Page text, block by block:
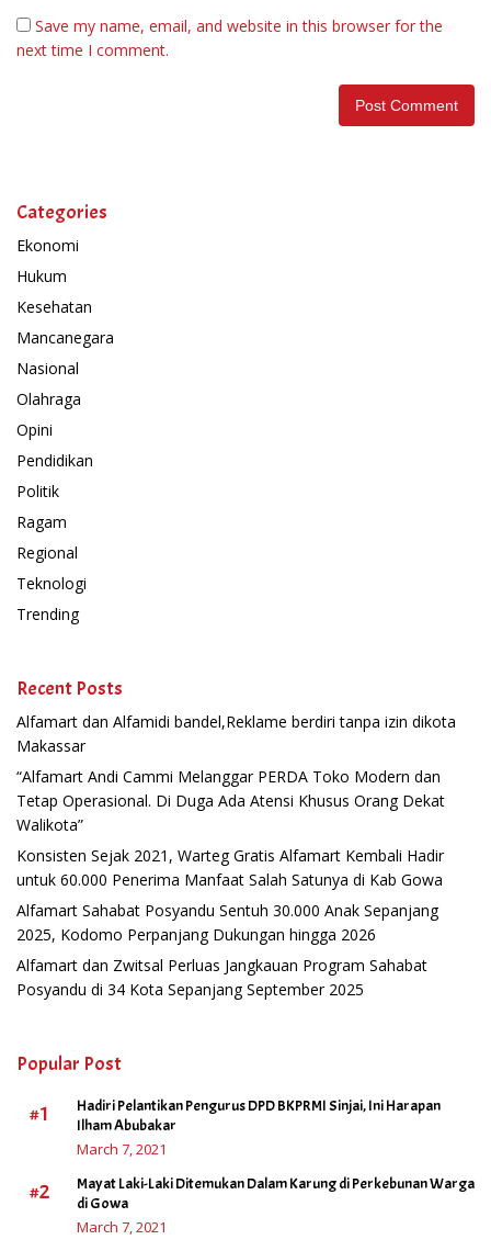
Save my name, email, and website in this browser for the
next time I comment.
Categories
Ekonomi
Hukum
Kesehatan
Mancanegara
Nasional
Olahraga
Opini
Pendidikan
Politik
Ragam
Regional
Teknologi
Trending
Recent Posts
Alfamart dan Alfamidi bandel,Reklame berdiri tanpa izin dikota
Makassar
“Alfamart Andi Cammi Melanggar PERDA Toko Modern dan
Tetap Operasional. Di Duga Ada Atensi Khusus Orang Dekat
Walikota”
Konsisten Sejak 2021, Warteg Gratis Alfamart Kembali Hadir
untuk 60.000 Penerima Manfaat Salah Satunya di Kab Gowa
Alfamart Sahabat Posyandu Sentuh 30.000 Anak Sepanjang
2025, Kodomo Perpanjang Dukungan hingga 2026
Alfamart dan Zwitsal Perluas Jangkauan Program Sahabat
Posyandu di 34 Kota Sepanjang September 2025
Popular Post
#1
Hadiri Pelantikan Pengurus DPD BKPRMI Sinjai, Ini Harapan
Ilham Abubakar
March 7, 2021
#2
Mayat Laki-Laki Ditemukan Dalam Karung di Perkebunan Warga
di Gowa
March 7, 2021